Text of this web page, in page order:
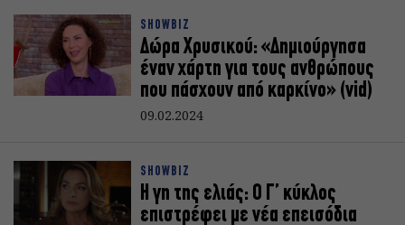
SHOWBIZ
Δώρα Χρυσικού: «Δημιούργησα
έναν χάρτη για τους ανθρώπους
που πάσχουν από καρκίνο» (vid)
09.02.2024
SHOWBIZ
Η γη της ελιάς: Ο Γ’ κύκλος
επιστρέφει με νέα επεισόδια